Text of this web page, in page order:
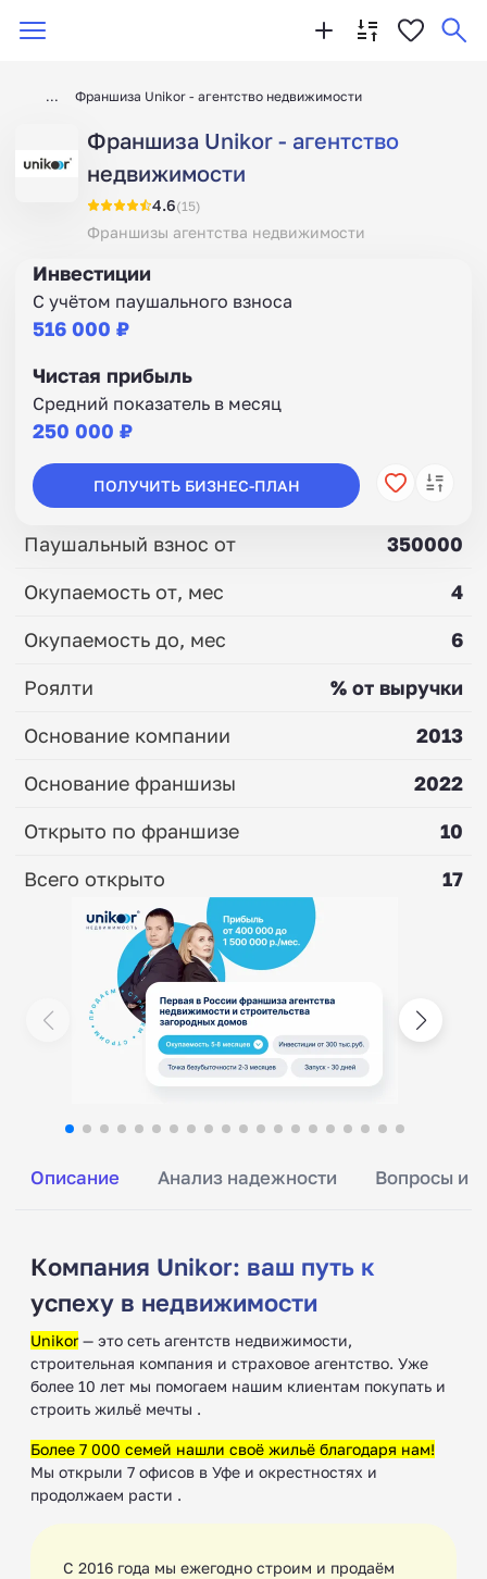
Франшиза Unikor - агентство недвижимости
Франшиза Unikor - агентство
недвижимости
4.6(15)
Франшизы агентства недвижимости
Описание Анализ надежности Вопросы и
Компания Unikor: ваш путь к
успеху в недвижимости
Unikor— это сеть агентств недвижимости,
строительная компания и страховое агентство. Уже
более 10 лет мы помогаем нашим клиентам покупать и
строить жильё мечты .
Более 7 000 семей нашли своё жильё благодаря нам!
Мы открыли 7 офисов в Уфе и окрестностях и
продолжаем расти .
С 2016 года мы ежегодно строим и продаём
Инвестиции
С учётом паушального взноса
516 000 ₽
Чистая прибыль
Средний показатель в месяц
250 000 ₽
ПОЛУЧИТЬ БИЗНЕС-ПЛАН
Паушальный взнос от
350000
Окупаемость от, мес
4
Окупаемость до, мес
6
Роялти
% от выручки
Основание компании
2013
Основание франшизы
2022
Открыто по франшизе
10
Всего открыто
17